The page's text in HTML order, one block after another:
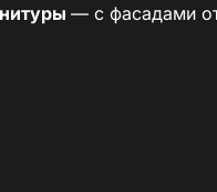
— с фасадами